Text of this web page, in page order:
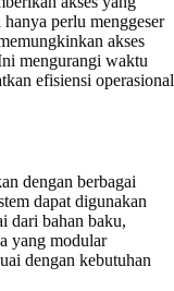
perlu menggeser
akses
mengurangi waktu
efisiensi operasional
dengan berbagai
dapat digunakan
dari bahan baku,
yang modular
dengan kebutuhan